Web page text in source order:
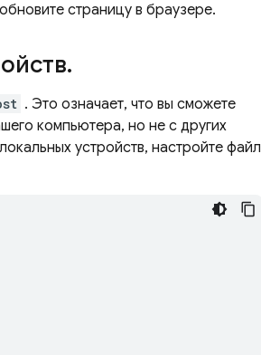
страницу в браузере.
.
. Это означает, что вы сможете
компьютера, но не с других
устройств, настройте файл